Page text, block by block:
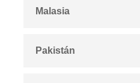
Malasia
Pakistán